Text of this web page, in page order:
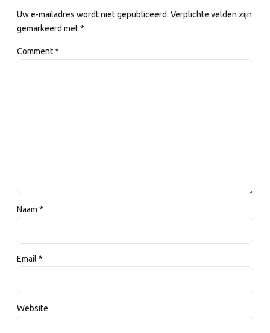
Uw e-mailadres wordt niet gepubliceerd. Verplichte velden zijn
gemarkeerd met *
Comment*
Naam *
Email *
Website